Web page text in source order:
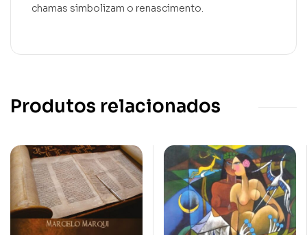
chamas simbolizam o renascimento.
Produtos relacionados